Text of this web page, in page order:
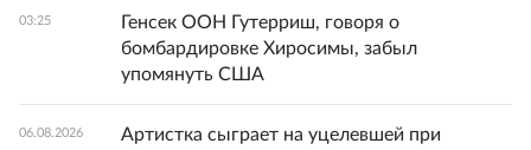
03:25
Генсек ООН Гутерриш, говоря о
бомбардировке Хиросимы, забыл
упомянуть США
06.08.2026
Артистка сыграет на уцелевшей при